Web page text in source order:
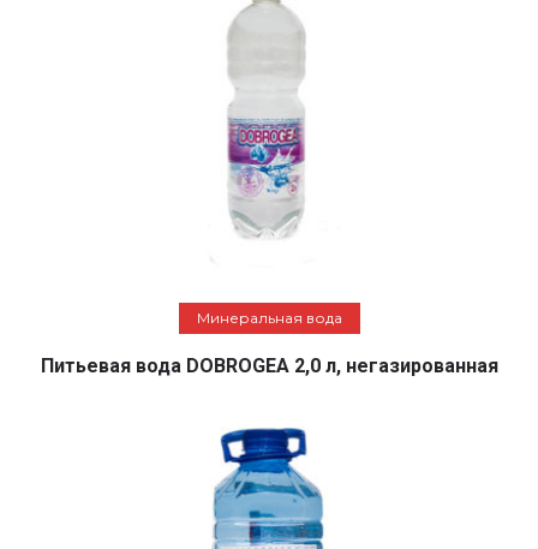
Подробнее
Минеральная вода
Питьевая вода DOBROGEA 2,0 л, негазированная